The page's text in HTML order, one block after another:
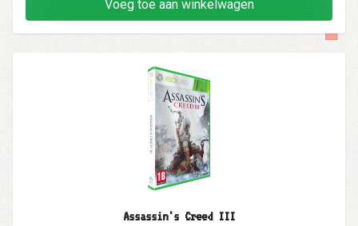
Voeg toe aan winkelwagen
Assassin's Creed III